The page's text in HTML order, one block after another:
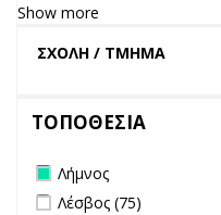
Show more
ΤΟΠΟΘΕΣΙΑ
Remove Λήμνος filter
Λήμνος
Apply Λέσβος filter
Λέσβος (75)